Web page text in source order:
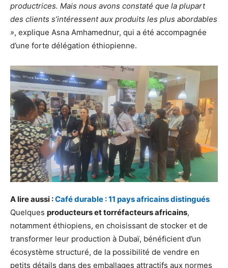
productrices. Mais nous avons constaté que la plupart
des clients s’intéressent aux produits les plus abordables
», explique Asna Amhamednur, qui a été accompagnée
d’une forte délégation éthiopienne.
A lire aussi :Café durable : 11 pays africains distingués
Quelques producteurs et torréfacteurs africains,
notamment éthiopiens, en choisissant de stocker et de
transformer leur production à Dubaï, bénéficient d’un
écosystème structuré, de la possibilité de vendre en
petits détails dans des emballages attractifs aux normes